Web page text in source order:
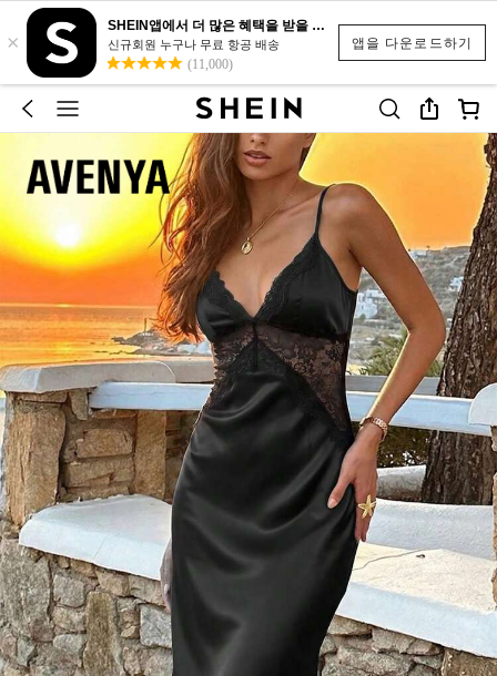
앱을 다운로드하기
×
SHEIN앱에서 더 많은 혜택을 받을 수 있어요.
신규회원 누구나 무료 항공 배송
(11,000)